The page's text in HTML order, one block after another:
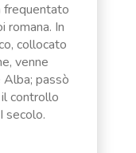
frequentato
romana. In
collocato
venne
passò
controllo
secolo.